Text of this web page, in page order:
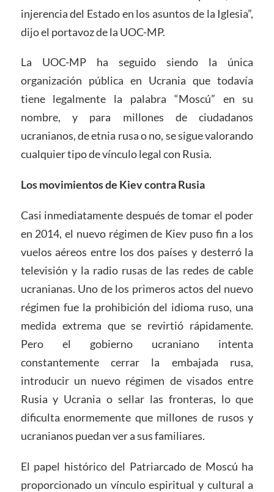
injerencia del Estado en los asuntos de la Iglesia”,
dijo el portavoz de la UOC-MP.
La UOC-MP ha seguido siendo la única
organización pública en Ucrania que todavía
tiene legalmente la palabra “Moscú” en su
nombre, y para millones de ciudadanos
ucranianos, de etnia rusa o no, se sigue valorando
cualquier tipo de vínculo legal con Rusia.
Los movimientos de Kiev contra Rusia
Casi inmediatamente después de tomar el poder
en 2014, el nuevo régimen de Kiev puso fin a los
vuelos aéreos entre los dos países y desterró la
televisión y la radio rusas de las redes de cable
ucranianas. Uno de los primeros actos del nuevo
régimen fue la prohibición del idioma ruso, una
medida extrema que se revirtió rápidamente.
Pero el gobierno ucraniano intenta
constantemente cerrar la embajada rusa,
introducir un nuevo régimen de visados entre
Rusia y Ucrania o sellar las fronteras, lo que
dificulta enormemente que millones de rusos y
ucranianos puedan ver a sus familiares.
El papel histórico del Patriarcado de Moscú ha
proporcionado un vínculo espiritual y cultural a